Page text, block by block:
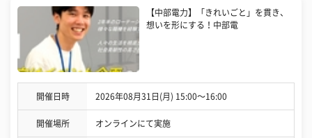
【中部電力】「きれいごと」を貫き、
想いを形にする！中部電
開催日時 2026年08月31日(月) 15:00〜16:00
開催場所 オンラインにて実施